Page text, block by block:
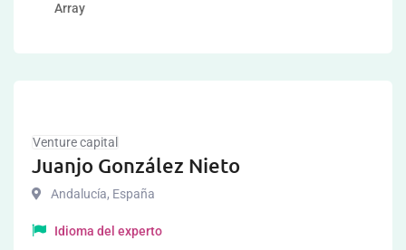
Array
Venture capital
Juanjo González Nieto
Andalucía, España
Idioma del experto